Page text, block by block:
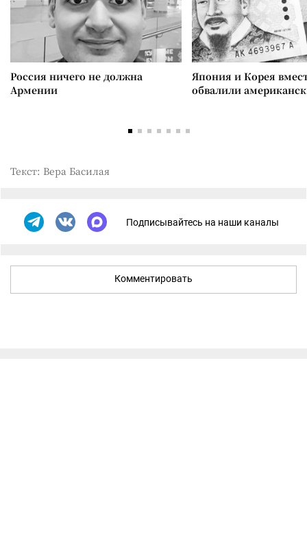
Россия ничего не должна
Армении
Япония и Корея
обвалили
Текст: Вера Басилая
Подписывайтесь на наши каналы
Комментировать